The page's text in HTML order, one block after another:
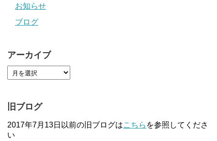
お知らせ
ブログ
アーカイブ
旧ブログ
2017年7月13日以前の旧ブログはこちら を参照してくださ
い